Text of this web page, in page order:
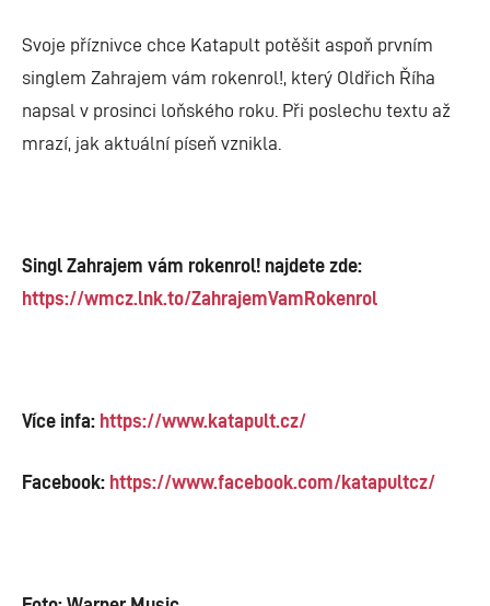
Svoje příznivce chce Katapult potěšit aspoň prvním
singlem Zahrajem vám rokenrol!, který Oldřich Říha
napsal v prosinci loňského roku. Při poslechu textu až
mrazí, jak aktuální píseň vznikla.
Singl Zahrajem vám rokenrol! najdete zde:
https://wmcz.lnk.to/ZahrajemVamRokenrol
Více infa: https://www.katapult.cz/
Facebook: https://www.facebook.com/katapultcz/